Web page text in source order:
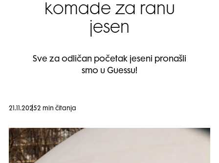
komade za ranu
jesen
Sve za odličan početak jeseni pronašli
smo u Guessu!
21.11.20252 min čitanja